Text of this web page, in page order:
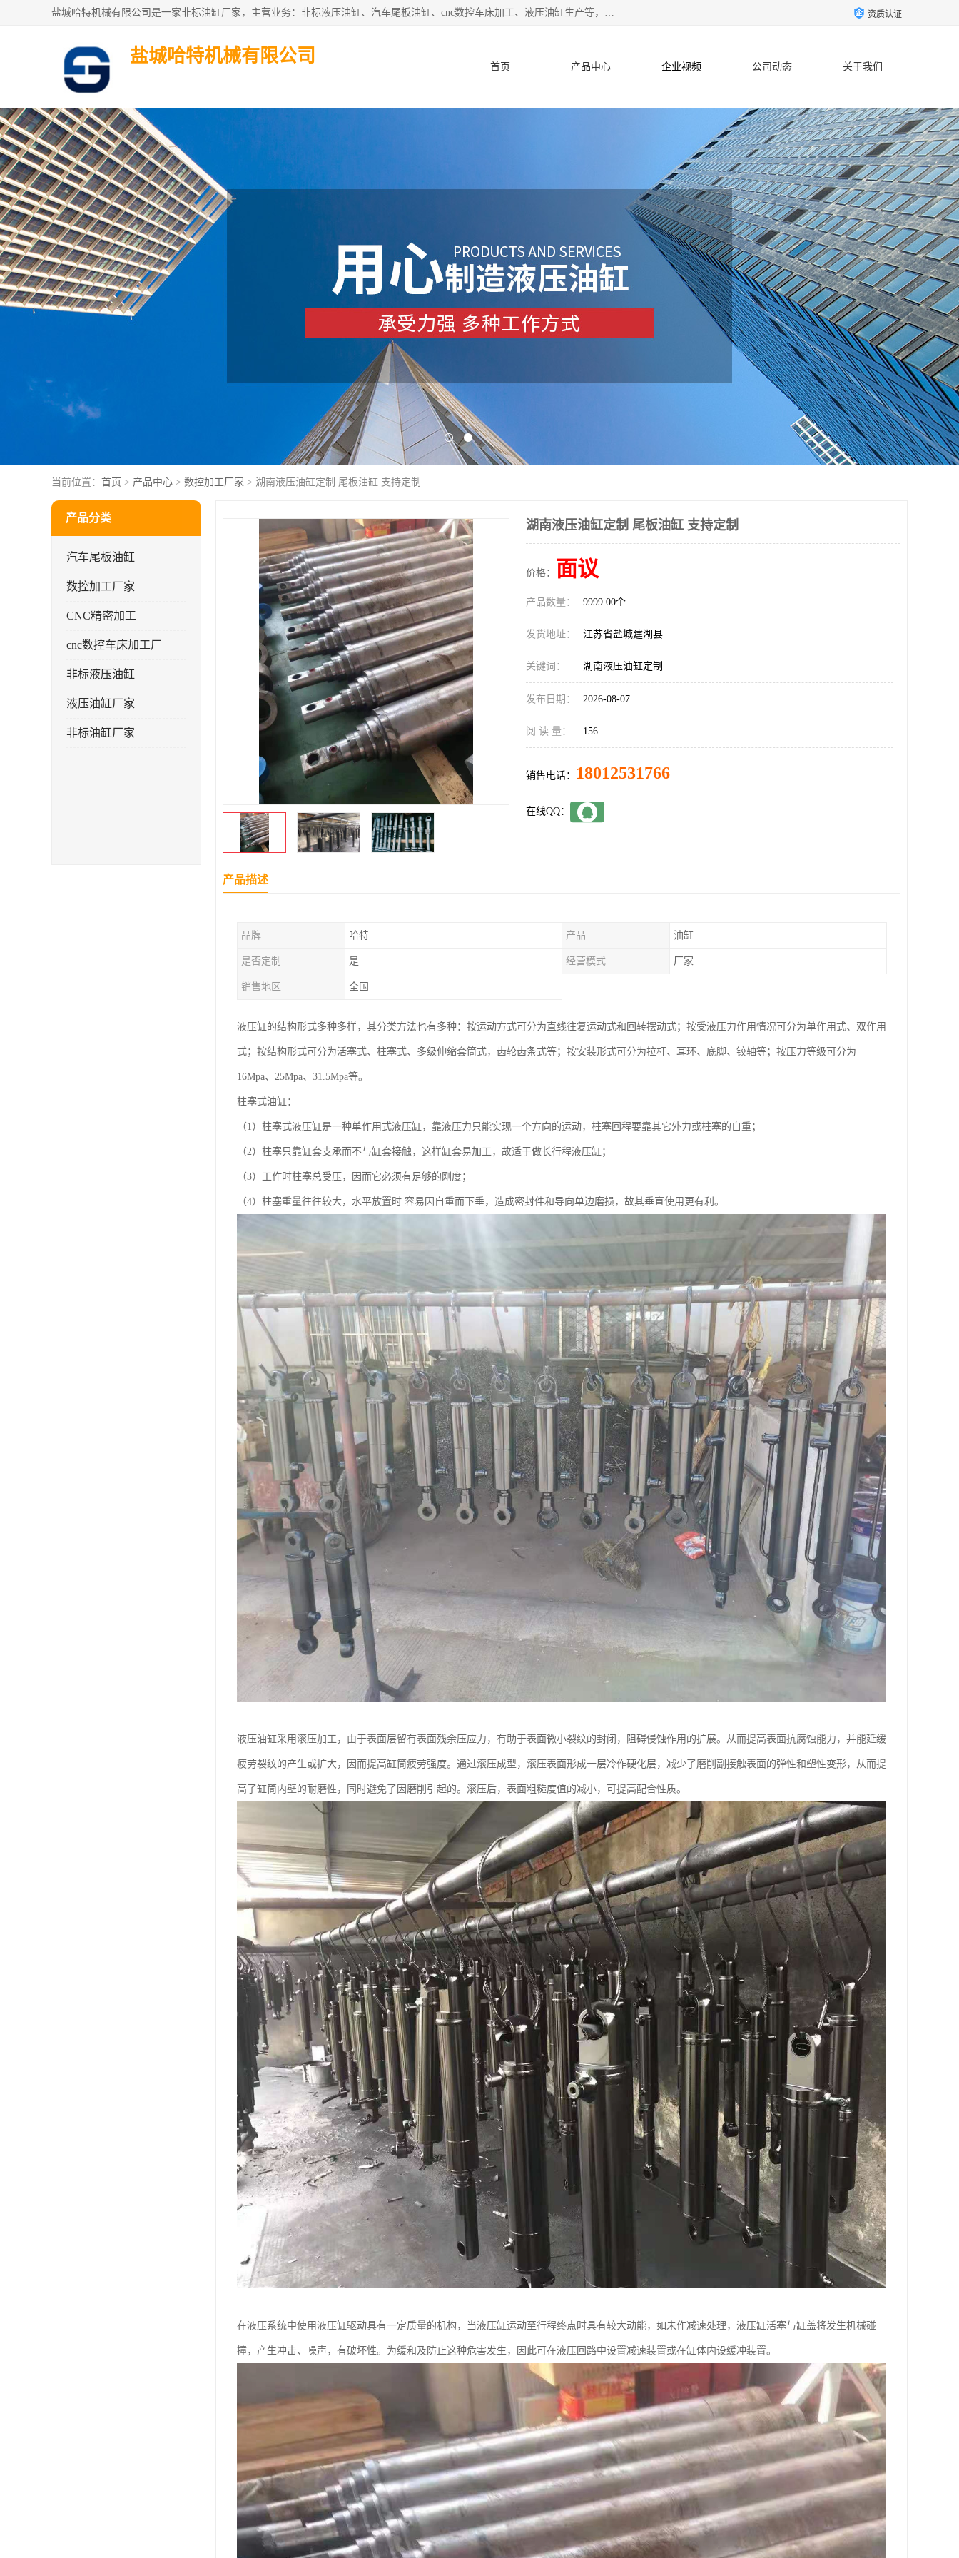
盐城哈特机械有限公司是一家非标油缸厂家，主营业务：非标液压油缸、汽车尾板油缸、cnc数控车床加工、液压油缸生产等，公司已通过了 ISO9000 质、量管理体系认证和 ISO14001、环境管理体系认证,力求成为一家以技术实力著称的多元化机械制造企业。 资质认证
盐城哈特机械有限公司
首页 产品中心 企业视频 公司动态 关于我们
当前位置： 首页 > 产品中心 > 数控加工厂家 > 湖南液压油缸定制 尾板油缸 支持定制
产品分类
汽车尾板油缸
数控加工厂家
CNC精密加工
cnc数控车床加工厂
非标液压油缸
液压油缸厂家
非标油缸厂家
湖南液压油缸定制 尾板油缸 支持定制
价格： 面议
产品数量： 9999.00个
发货地址： 江苏省盐城建湖县
关键词： 湖南液压油缸定制
发布日期： 2026-08-07
阅 读 量： 156
销售电话： 18012531766
在线QQ：
产品描述
品牌 哈特 产品 油缸
是否定制 是 经营模式 厂家
销售地区 全国
液压缸的结构形式多种多样，其分类方法也有多种：按运动方式可分为直线往复运动式和回转摆动式；按受液压力作用情况可分为单作用式、双作用
式；按结构形式可分为活塞式、柱塞式、多级伸缩套筒式，齿轮齿条式等；按安装形式可分为拉杆、耳环、底脚、铰轴等；按压力等级可分为
16Mpa、25Mpa、31.5Mpa等。
柱塞式油缸：
（1）柱塞式液压缸是一种单作用式液压缸，靠液压力只能实现一个方向的运动，柱塞回程要靠其它外力或柱塞的自重；
（2）柱塞只靠缸套支承而不与缸套接触，这样缸套易加工，故适于做长行程液压缸；
（3）工作时柱塞总受压，因而它必须有足够的刚度；
（4）柱塞重量往往较大，水平放置时 容易因自重而下垂，造成密封件和导向单边磨损，故其垂直使用更有利。
液压油缸采用滚压加工，由于表面层留有表面残余压应力，有助于表面微小裂纹的封闭，阻碍侵蚀作用的扩展。从而提高表面抗腐蚀能力，并能延缓
疲劳裂纹的产生或扩大，因而提高缸筒疲劳强度。通过滚压成型，滚压表面形成一层冷作硬化层，减少了磨削副接触表面的弹性和塑性变形，从而提
高了缸筒内壁的耐磨性，同时避免了因磨削引起的。滚压后，表面粗糙度值的减小，可提高配合性质。
在液压系统中使用液压缸驱动具有一定质量的机构，当液压缸运动至行程终点时具有较大动能，如未作减速处理，液压缸活塞与缸盖将发生机械碰
撞，产生冲击、噪声，有破坏性。为缓和及防止这种危害发生，因此可在液压回路中设置减速装置或在缸体内设缓冲装置。